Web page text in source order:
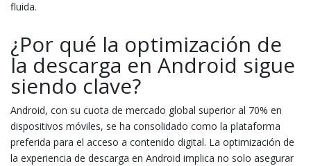
fluida.
¿Por qué la optimización de
la descarga en Android sigue
siendo clave?
Android, con su cuota de mercado global superior al 70% en
dispositivos móviles, se ha consolidado como la plataforma
preferida para el acceso a contenido digital. La optimización de
la experiencia de descarga en Android implica no solo asegurar